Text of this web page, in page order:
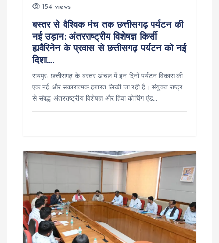
154 views
बस्तर से वैश्विक मंच तक छत्तीसगढ़ पर्यटन की
नई उड़ान: अंतरराष्ट्रीय विशेषज्ञ किर्सी
ह्यवैरिनेन के प्रवास से छत्तीसगढ़ पर्यटन को नई
दिशा….
रायपुर: छत्तीसगढ़ के बस्तर अंचल में इन दिनों पर्यटन विकास की
एक नई और सकारात्मक इबारत लिखी जा रही है। संयुक्त राष्ट्र
से संबद्ध अंतरराष्ट्रीय विशेषज्ञ और हिवा कोचिंग एंड…